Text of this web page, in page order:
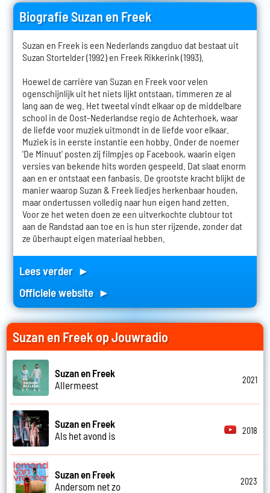
Biografie Suzan en Freek
Suzan en Freek is een Nederlands zangduo dat bestaat uit
Suzan Stortelder (1992) en Freek Rikkerink (1993).
Hoewel de carrière van Suzan en Freek voor velen
ogenschijnlijk uit het niets lijkt ontstaan, timmeren ze al
lang aan de weg. Het tweetal vindt elkaar op de middelbare
school in de Oost-Nederlandse regio de Achterhoek, waar
de liefde voor muziek uitmondt in de liefde voor elkaar.
Muziek is in eerste instantie een hobby. Onder de noemer
'De Minuut' posten zij filmpjes op Facebook, waarin eigen
versies van bekende hits worden gespeeld. Dat slaat enorm
aan en er ontstaat een fanbasis. De grootste kracht blijkt de
manier waarop Suzan & Freek liedjes herkenbaar houden,
maar ondertussen volledig naar hun eigen hand zetten.
Voor ze het weten doen ze een uitverkochte clubtour tot
aan de Randstad aan toe en is hun ster rijzende, zonder dat
ze überhaupt eigen materiaal hebben.
Lees verder ►
Officiele website ►
Suzan en Freek op Jouwradio
Suzan en Freek
Allermeest
2021
Suzan en Freek
Als het avond is
2018
Suzan en Freek
Andersom net zo
2023